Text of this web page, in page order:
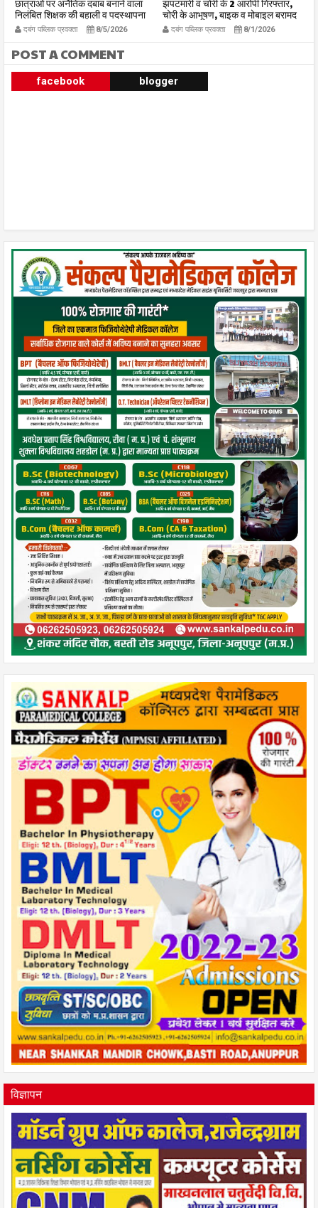
छात्राओं पर अनैतिक दबाब बनाने वाला
निलंबित शिक्षक की बहाली व पदस्थापना
पर उठे सवाल
दबंग पब्लिक प्रवक्ता 8/5/2026
झपटमारी व चोरी के 2 आरोपी गिरफ्तार,
चोरी के आभूषण, बाइक व मोबाइल बरामद
दबंग पब्लिक प्रवक्ता 8/1/2026
POST A COMMENT
facebook blogger
विज्ञापन